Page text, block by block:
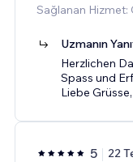
Sağlanan Hizmet:
Uzmanın
Herzlichen
Spass und
Liebe
5 22